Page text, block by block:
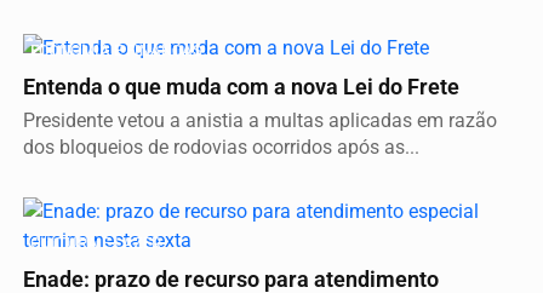
ECONOMIA E FINANÇAS
Entenda o que muda com a nova Lei do Frete
Presidente vetou a anistia a multas aplicadas em razão
dos bloqueios de rodovias ocorridos após as...
CULTURA E LAZER
Enade: prazo de recurso para atendimento